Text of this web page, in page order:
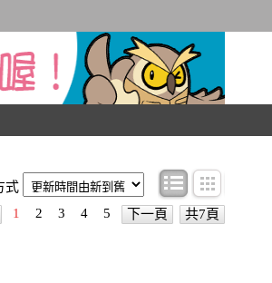
式
條目顯示
1 2 3 4 5 下一頁 共7頁